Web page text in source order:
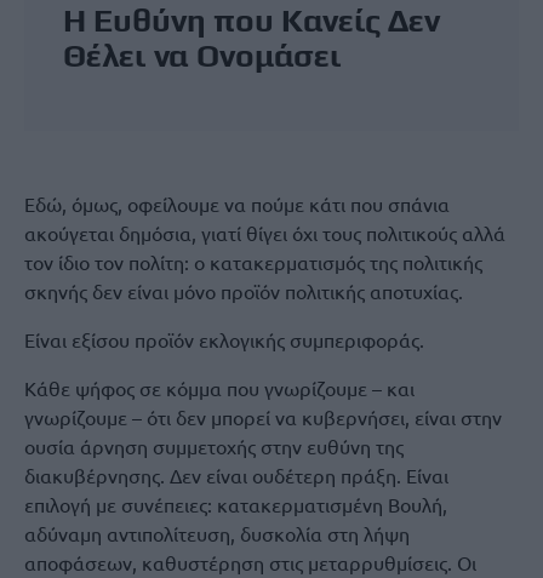
Η Ευθύνη που Κανείς Δεν
Θέλει να Ονομάσει
Εδώ, όμως, οφείλουμε να πούμε κάτι που σπάνια
ακούγεται δημόσια, γιατί θίγει όχι τους πολιτικούς αλλά
τον ίδιο τον πολίτη: ο κατακερματισμός της πολιτικής
σκηνής δεν είναι μόνο προϊόν πολιτικής αποτυχίας.
Είναι εξίσου προϊόν εκλογικής συμπεριφοράς.
Κάθε ψήφος σε κόμμα που γνωρίζουμε – και
γνωρίζουμε – ότι δεν μπορεί να κυβερνήσει, είναι στην
ουσία άρνηση συμμετοχής στην ευθύνη της
διακυβέρνησης. Δεν είναι ουδέτερη πράξη. Είναι
επιλογή με συνέπειες: κατακερματισμένη Βουλή,
αδύναμη αντιπολίτευση, δυσκολία στη λήψη
αποφάσεων, καθυστέρηση στις μεταρρυθμίσεις. Οι